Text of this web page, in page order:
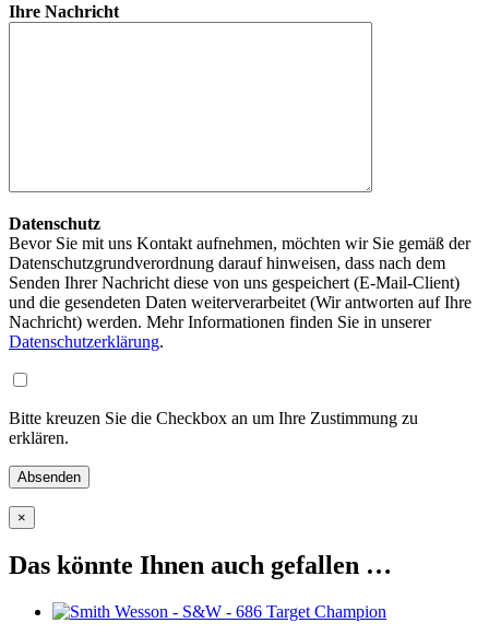
Ihre Nachricht
Datenschutz
Bevor Sie mit uns Kontakt aufnehmen, möchten wir Sie gemäß der
Datenschutzgrundverordnung darauf hinweisen, dass nach dem
Senden Ihrer Nachricht diese von uns gespeichert (E-Mail-Client)
und die gesendeten Daten weiterverarbeitet (Wir antworten auf Ihre
Nachricht) werden. Mehr Informationen finden Sie in unserer
Datenschutzerklärung.
Bitte kreuzen Sie die Checkbox an um Ihre Zustimmung zu
erklären.
×
Das könnte Ihnen auch gefallen …